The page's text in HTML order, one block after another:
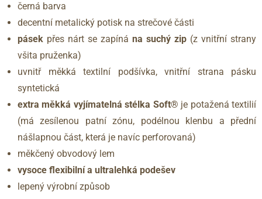
černá barva
decentní metalický potisk na strečové části
pásek přes nárt se zapíná na suchý zip (z vnitřní strany
všita pruženka)
uvnitř měkká textilní podšívka, vnitřní strana pásku
syntetická
extra měkká vyjímatelná stélka Soft® je potažená textilií
(má zesílenou patní zónu, podélnou klenbu a přední
nášlapnou část, která je navíc perforovaná)
měkčený obvodový lem
vysoce flexibilní a ultralehká podešev
lepený výrobní způsob